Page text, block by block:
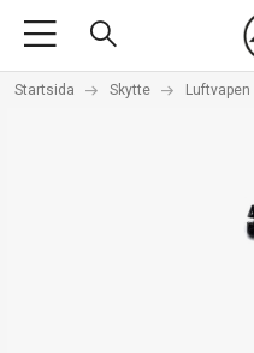
Startsida Skytte Luftvapen